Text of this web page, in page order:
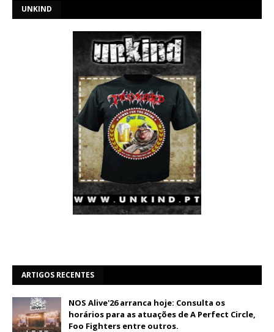
UNKIND
ARTIGOS RECENTES
NOS Alive'26 arranca hoje: Consulta os
horários para as atuações de A Perfect Circle,
Foo Fighters entre outros.